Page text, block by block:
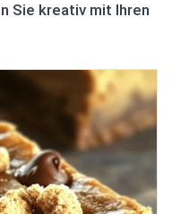
Sie kreativ mit Ihren